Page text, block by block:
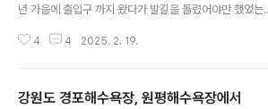
년 가을에 출입구 까지 왔다가 발길을 돌렸어야만 했었는
해봐야만 한다. 게다가 마지막 입장시간도 다른 곳에 비하
는 제일 특이했다. 바위에 보면 하얀 소금 같은 것들이 달라
4 4 2025. 2. 19.
강원도 경포해수욕장, 원평해수욕장에서